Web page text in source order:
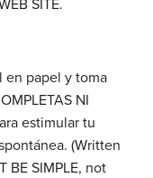
SITE.
en papel y toma
NI
estimular tu
(Written
BE SIMPLE, not